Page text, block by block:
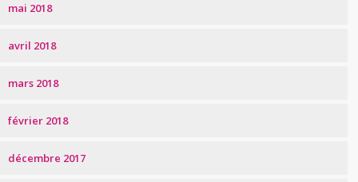
mai 2018
avril 2018
mars 2018
février 2018
décembre 2017